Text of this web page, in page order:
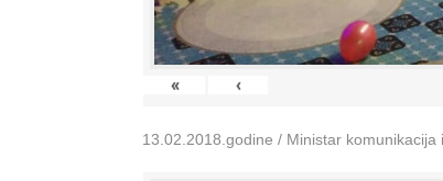
« ‹
13.02.2018.godine / Ministar